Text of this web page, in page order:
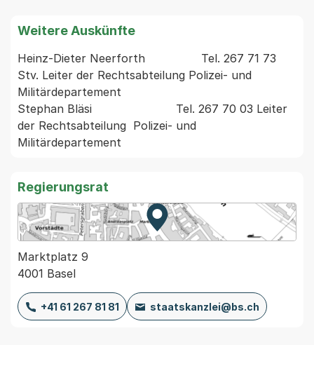
Weitere Auskünfte
Heinz-Dieter Neerforth                Tel. 267 71 73
Stv. Leiter der Rechtsabteilung Polizei- und
Militärdepartement
Stephan Bläsi                        Tel. 267 70 03 Leiter
der Rechtsabteilung  Polizei- und
Regierungsrat
Zur Karte von MapBS.
Externer Link, wird in einem
Marktplatz 9
4001 Basel
+41 61 267 81 81 staatskanzlei@bs.ch